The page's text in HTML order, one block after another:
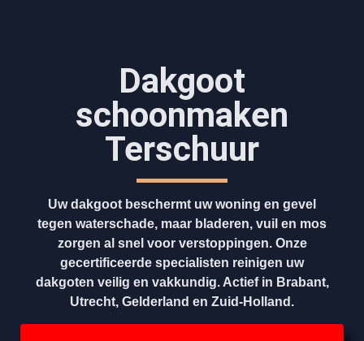
Dakgoot
schoonmaken​
Terschuur
Uw dakgoot beschermt uw woning en gevel
tegen waterschade, maar bladeren, vuil en mos
zorgen al snel voor verstoppingen. Onze
gecertificeerde specialisten reinigen uw
dakgoten veilig en vakkundig. Actief in Brabant,
Utrecht, Gelderland en Zuid-Holland.